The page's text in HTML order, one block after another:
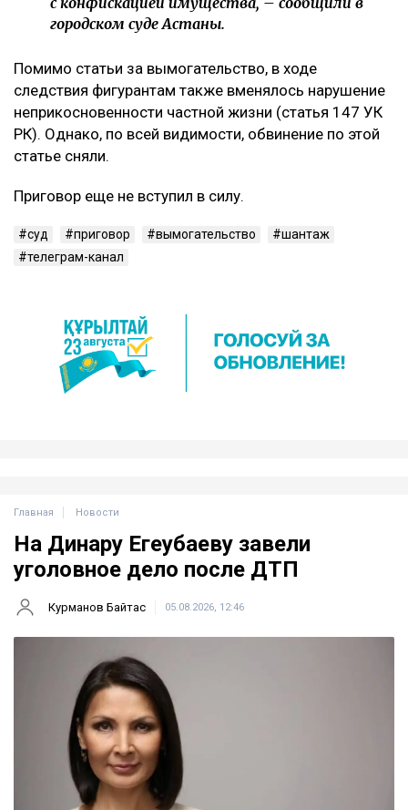
городском суде Астаны.
Помимо статьи за вымогательство, в ходе
следствия фигурантам также вменялось нарушение
неприкосновенности частной жизни (статья 147 УК
РК). Однако, по всей видимости, обвинение по этой
статье сняли.
Приговор еще не вступил в силу.
суд приговор вымогательство
шантаж
телеграм-канал
Главная Новости
На Динару Егеубаеву завели
уголовное дело после ДТП
Курманов Байтас 05.08.2026, 12:46